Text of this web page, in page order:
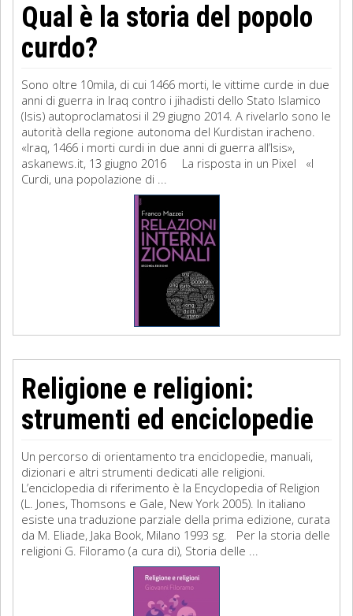
Qual è la storia del popolo
curdo?
Sono oltre 10mila, di cui 1466 morti, le vittime curde in due
anni di guerra in Iraq contro i jihadisti dello Stato Islamico
(Isis) autoproclamatosi il 29 giugno 2014. A rivelarlo sono le
autorità della regione autonoma del Kurdistan iracheno.
«Iraq, 1466 i morti curdi in due anni di guerra all’Isis»,
askanews.it, 13 giugno 2016 La risposta in un Pixel «I
Curdi, una popolazione di ...
Religione e religioni:
strumenti ed enciclopedie
Un percorso di orientamento tra enciclopedie, manuali,
dizionari e altri strumenti dedicati alle religioni.
L’enciclopedia di riferimento è la Encyclopedia of Religion
(L. Jones, Thomsons e Gale, New York 2005). In italiano
esiste una traduzione parziale della prima edizione, curata
da M. Eliade, Jaka Book, Milano 1993 sg. Per la storia delle
religioni G. Filoramo (a cura di), Storia delle ...